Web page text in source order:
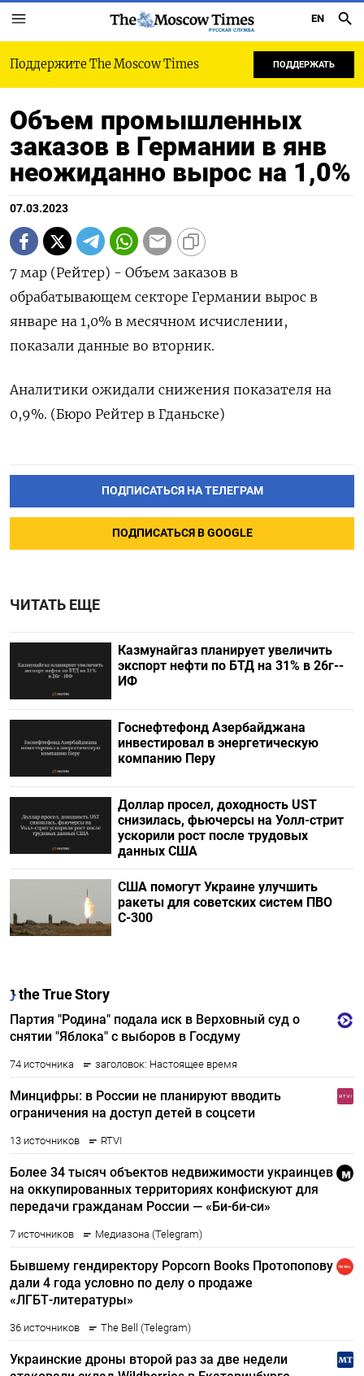
РУССКАЯ СЛУЖБА
EN
Поддержите The Moscow Times ПОДДЕРЖАТЬ
Объем промышленных
заказов в Германии в янв
неожиданно вырос на 1,0%
07.03.2023
7 мар (Рейтер) - Объем заказов в
обрабатывающем секторе Германии вырос в
январе на 1,0% в месячном исчислении,
показали данные во вторник.
Аналитики ожидали снижения показателя на
0,9%. (Бюро Рейтер в Гданьске)
ПОДПИСАТЬСЯ НА ТЕЛЕГРАМ
ПОДПИСАТЬСЯ В GOOGLE
ЧИТАТЬ ЕЩЕ
Казмунайгаз планирует увеличить
экспорт нефти по БТД на 31% в 26г--
ИФ
Госнефтефонд Азербайджана
инвестировал в энергетическую
компанию Перу
Доллар просел, доходность UST
снизилась, фьючерсы на Уолл-стрит
ускорили рост после трудовых
данных США
США помогут Украине улучшить
ракеты для советских систем ПВО
С-300